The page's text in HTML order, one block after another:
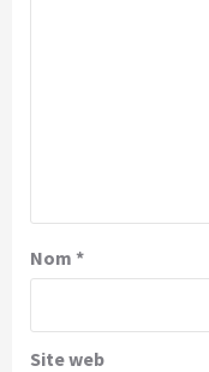
Nom *
Site web